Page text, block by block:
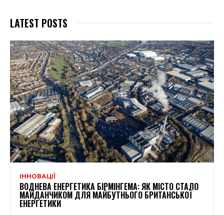
LATEST POSTS
ІННОВАЦІЇ
ВОДНЕВА ЕНЕРГЕТИКА БІРМІНГЕМА: ЯК МІСТО СТАЛО
МАЙДАНЧИКОМ ДЛЯ МАЙБУТНЬОГО БРИТАНСЬКОЇ
ЕНЕРГЕТИКИ